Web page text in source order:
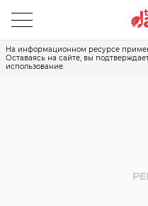
На информационном ресурсе
Оставаясь на сайте, вы
использование.